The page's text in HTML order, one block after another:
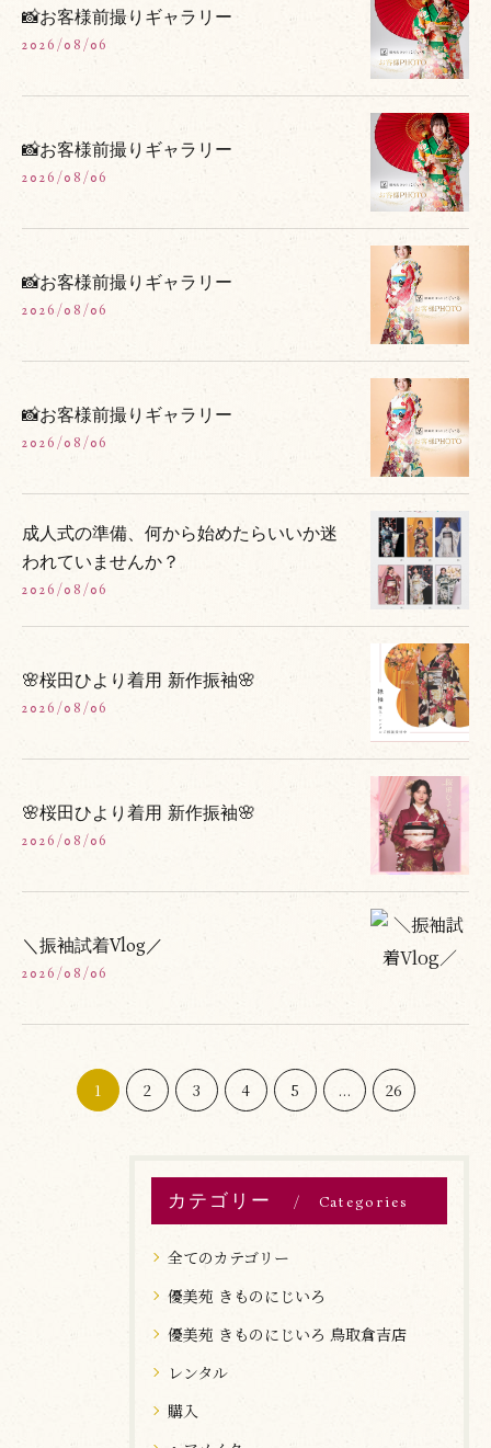
📸お客様前撮りギャラリー
2026/08/06
📸お客様前撮りギャラリー
2026/08/06
📸お客様前撮りギャラリー
2026/08/06
📸お客様前撮りギャラリー
2026/08/06
成人式の準備、何から始めたらいいか迷
われていませんか？
2026/08/06
🌸桜田ひより着用 新作振袖🌸
2026/08/06
🌸桜田ひより着用 新作振袖🌸
2026/08/06
＼振袖試着Vlog／
2026/08/06
1 2 3 4 5 ... 26
カテゴリー Categories
全てのカテゴリー
優美苑 きものにじいろ
優美苑 きものにじいろ 鳥取倉吉店
レンタル
購入